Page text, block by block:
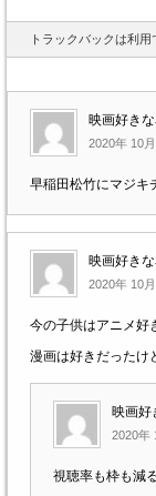
トラックバックは利用
映画好き
2020年 10
早稲田松竹にマジキ
映画好き
2020年 10
今の子供はアニメ好
漫画は好きだったけ
映画好
2020年
視聴率も枠も減